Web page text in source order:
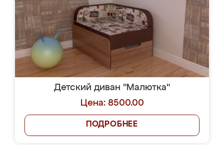
Детский диван "Малютка"
Цена: 8500.00
ПОДРОБНЕЕ